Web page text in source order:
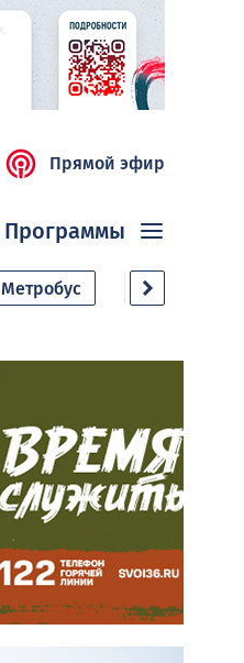
Прямой эфир
Программы
Метробус Дачный